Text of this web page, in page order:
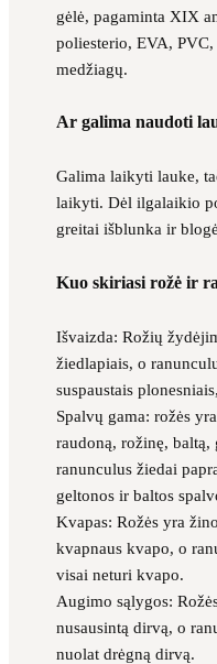
gėlė, pagaminta XIX
poliesterio, EVA,
medžiagų.
Ar galima naudoti
Galima laikyti lauke,
laikyti. Dėl ilgalaikio
greitai išblunka ir
Kuo skiriasi rožė ir
Išvaizda: Rožių
žiedlapiais, o
suspaustais
Spalvų gama: rožės
raudoną, rožinę,
ranunculus žiedai
geltonos ir baltos
Kvapas: Rožės yra
kvapnaus kvapo, o
visai neturi kvapo.
Augimo sąlygos:
nusausintą dirvą, o
nuolat drėgną dirvą.